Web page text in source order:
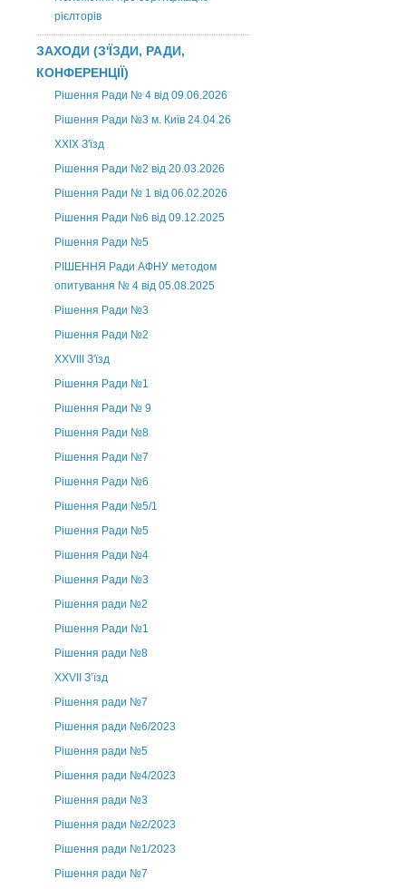
рієлторів
ЗАХОДИ (З'ЇЗДИ, РАДИ,
КОНФЕРЕНЦІЇ)
Рішення Ради № 4 від 09.06.2026
Рішення Ради №3 м. Київ 24.04.26
XXІХ З'їзд
Рішення Ради №2 від 20.03.2026
Рішення Ради № 1 від 06.02.2026
Рішення Ради №6 від 09.12.2025
Рішення Ради №5
РІШЕННЯ Ради АФНУ методом
опитування № 4 від 05.08.2025
Рішення Ради №3
Рішення Ради №2
XXVIII З'їзд
Рішення Ради №1
Рішення Ради № 9
Рішення Ради №8
Рішення Ради №7
Рішення Ради №6
Рішення Ради №5/1
Рішення Ради №5
Рішення Ради №4
Рішення Ради №3
Рішення ради №2
Рішення Ради №1
Рішення ради №8
ХХVII З’їзд
Рішення ради №7
Рішення ради №6/2023
Рішення ради №5
Рішення ради №4/2023
Рішення ради №3
Рішення ради №2/2023
Рішення ради №1/2023
Рішення ради №7